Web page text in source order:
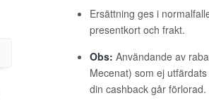
Ersättning ges i
presentkort och frakt.
Obs: Användande av
Mecenat) som ej
din cashback går förlorad.